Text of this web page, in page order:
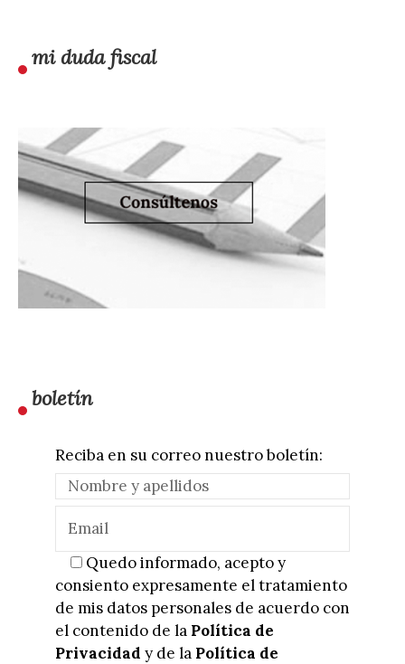
mi duda fiscal
boletín
Reciba en su correo nuestro boletín:
Quedo informado, acepto y
consiento expresamente el tratamiento
de mis datos personales de acuerdo con
el contenido de la Política de
Privacidad y de la Política de